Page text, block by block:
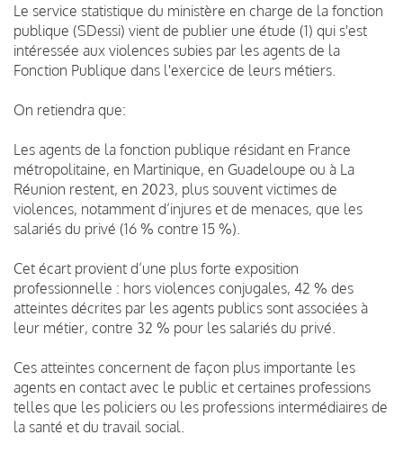
Le service statistique du ministère en charge de la fonction
publique (SDessi) vient de publier une étude (1) qui s'est
intéressée aux violences subies par les agents de la
Fonction Publique dans l'exercice de leurs métiers.
On retiendra que:
Les agents de la fonction publique résidant en France
métropolitaine, en Martinique, en Guadeloupe ou à La
Réunion restent, en 2023, plus souvent victimes de
violences, notamment d’injures et de menaces, que les
salariés du privé (16 % contre 15 %).
Cet écart provient d’une plus forte exposition
professionnelle : hors violences conjugales, 42 % des
atteintes décrites par les agents publics sont associées à
leur métier, contre 32 % pour les salariés du privé.
Ces atteintes concernent de façon plus importante les
agents en contact avec le public et certaines professions
telles que les policiers ou les professions intermédiaires de
la santé et du travail social.